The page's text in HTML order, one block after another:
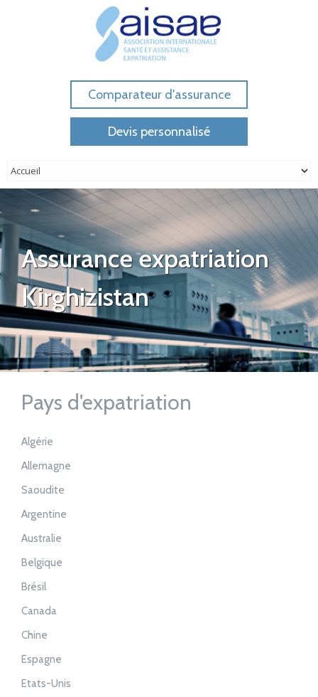
Comparateur d'assurance
Devis personnalisé
Assurance expatriation
Kirghizistan
Pays d'expatriation
Algérie
Allemagne
Saoudite
Argentine
Australie
Belgique
Brésil
Canada
Chine
Espagne
Etats-Unis